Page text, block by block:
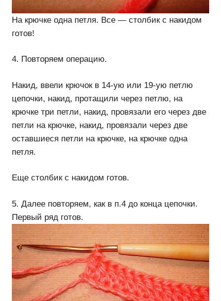
На крючке одна петля. Все — столбик с накидом
готов!
4. Повторяем операцию.
Накид, ввели крючок в 14-ую или 19-ую петлю
цепочки, накид, протащили через петлю, на
крючке три петли, накид, провязали его через две
петли на крючке, накид, провязали через две
оставшиеся петли на крючке, на крючке одна
петля.
Еще столбик с накидом готов.
5. Далее повторяем, как в п.4 до конца цепочки.
Первый ряд готов.